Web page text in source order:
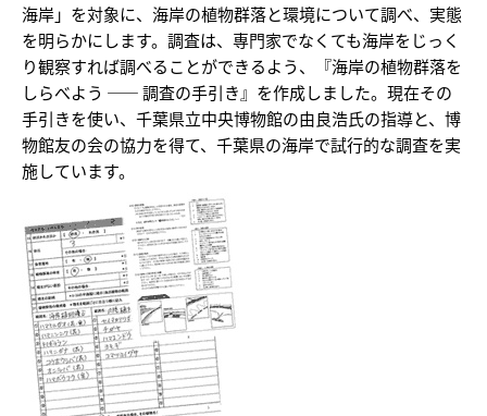
海岸」を対象に、海岸の植物群落と環境について調べ、実態
を明らかにします。調査は、専門家でなくても海岸をじっく
り観察すれば調べることができるよう、『海岸の植物群落を
しらべよう —— 調査の手引き』を作成しました。現在その
手引きを使い、千葉県立中央博物館の由良浩氏の指導と、博
物館友の会の協力を得て、千葉県の海岸で試行的な調査を実
施しています。